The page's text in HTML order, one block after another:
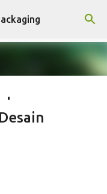
utama
Nilai